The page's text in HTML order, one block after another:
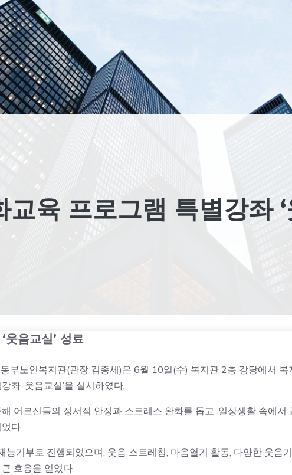
육 프로그램 특별강좌
음교실’ 성료
부노인복지관(관장 김종세)은 6월 10일(수) 복지관 2층 강당에서 복
좌 ‘웃음교실’을 실시하였다.
어르신들의 정서적 안정과 스트레스 완화를 돕고, 일상생활 속에서
다.
기부로 진행되었으며, 웃음 스트레칭, 마음열기 활동, 다양한 웃음
호응을 얻었다.